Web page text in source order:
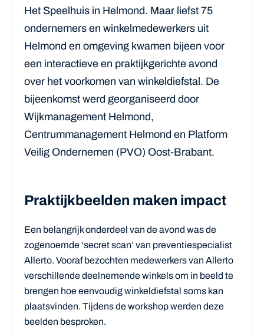
Het Speelhuis in Helmond. Maar liefst 75
ondernemers en winkelmedewerkers uit
Helmond en omgeving kwamen bijeen voor
een interactieve en praktijkgerichte avond
over het voorkomen van winkeldiefstal. De
bijeenkomst werd georganiseerd door
Wijkmanagement Helmond,
Centrummanagement Helmond en Platform
Veilig Ondernemen (PVO) Oost-Brabant.
Praktijkbeelden maken impact
Een belangrijk onderdeel van de avond was de
zogenoemde ‘secret scan’ van preventiespecialist
Allerto. Vooraf bezochten medewerkers van Allerto
verschillende deelnemende winkels om in beeld te
brengen hoe eenvoudig winkeldiefstal soms kan
plaatsvinden. Tijdens de workshop werden deze
beelden besproken.